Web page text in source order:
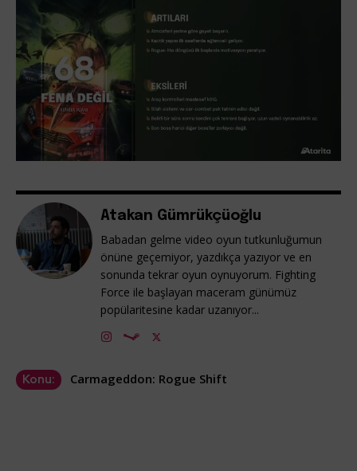
Atakan Gümrükçüoğlu
Babadan gelme video oyun tutkunluğumun
önüne geçemiyor, yazdıkça yazıyor ve en
sonunda tekrar oyun oynuyorum. Fighting
Force ile başlayan maceram günümüz
popülaritesine kadar uzanıyor...
Konu: Carmageddon: Rogue Shift